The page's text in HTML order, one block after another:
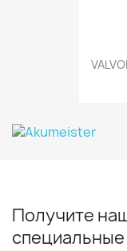
Получите